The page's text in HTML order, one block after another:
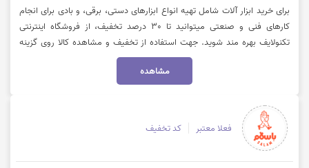
برای خرید ابزار آلات شامل تهیه انواع ابزارهای دستی، برقی، و بادی برای انجام
کارهای فنی و صنعتی میتوانید تا 30 درصد تخفیف، از فروشگاه اینترنتی
تکنولایف بهره مند شوید. جهت استفاده از تخفیف و مشاهده کالا روی گزینه
مشاهده
فعلا معتبر کد تخفیف